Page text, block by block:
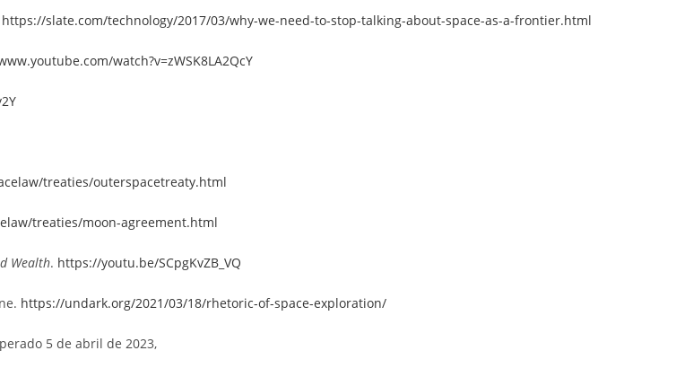
https://slate.com/technology/2017/03/why-we-need-to-stop-talking-about-space-as-a-frontier.html
watch?v=zWSK8LA2QcY
treaties/outerspacetreaty.html
treaties/moon-agreement.html
Wealth. https://youtu.be/SCpgKvZB_VQ
https://undark.org/2021/03/18/rhetoric-of-space-exploration/
5 de abril de 2023,